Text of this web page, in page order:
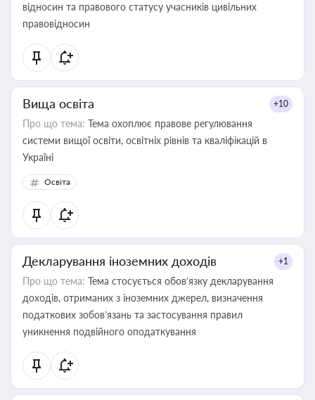
відносин та правового статусу учасників цивільних
правовідносин
Вища освіта +10
Про що тема: Тема охоплює правове регулювання
системи вищої освіти, освітніх рівнів та кваліфікацій в
Україні
Освіта
Декларування іноземних доходів +1
Про що тема: Тема стосується обов’язку декларування
доходів, отриманих з іноземних джерел, визначення
податкових зобов’язань та застосування правил
уникнення подвійного оподаткування